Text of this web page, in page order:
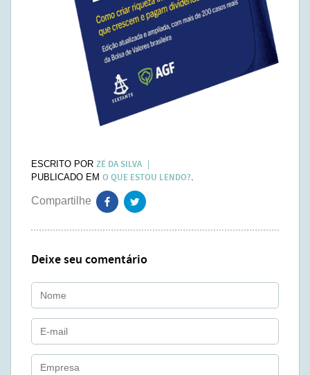
ESCRITO POR ZÉ DA SILVA
PUBLICADO EM O QUE ESTOU LENDO?.
Deixe seu comentário